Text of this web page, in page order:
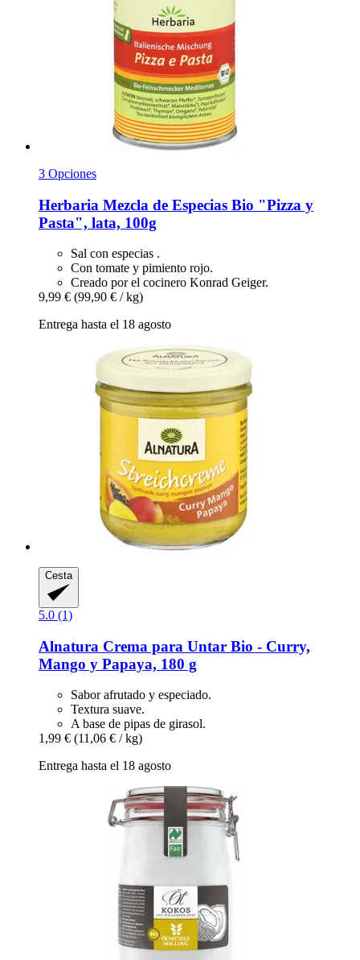
3 Opciones
Herbaria Mezcla de Especias Bio "Pizza y
Pasta", lata, 100g
Sal con especias .
Con tomate y pimiento rojo.
Creado por el cocinero Konrad Geiger.
9,99 € (99,90 € / kg)
Entrega hasta el 18 agosto
Cesta
5.0 (1)
Alnatura Crema para Untar Bio -​ Curry,
Mango y Papaya, 180 g
Sabor afrutado y especiado.
Textura suave.
A base de pipas de girasol.
1,99 € (11,06 € / kg)
Entrega hasta el 18 agosto